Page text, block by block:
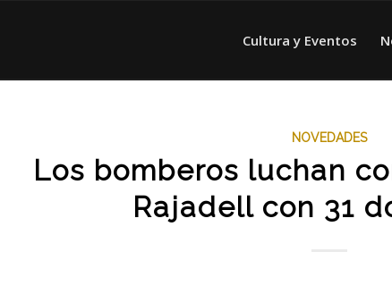
Cultura y Eventos
NOVEDADES
Los bomberos luchan
Rajadell con 31